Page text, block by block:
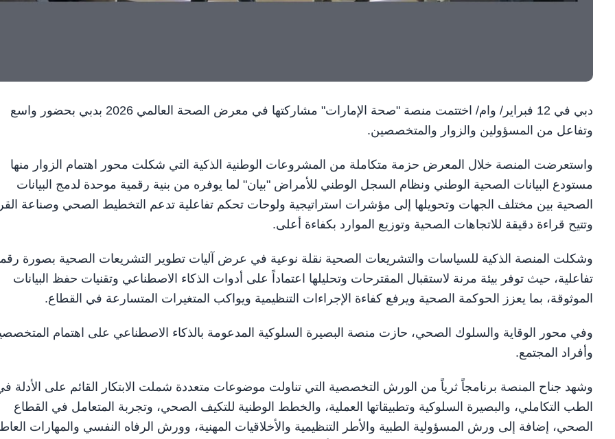
دبي في 12 فبراير/ وام/ اختتمت منصة "صحة الإمارات" مشاركتها في معرض الصحة العالمي 2026 بدبي بحضور واسع
وتفاعل من المسؤولين والزوار والمتخصصين.
واستعرضت المنصة خلال المعرض حزمة متكاملة من المشروعات الوطنية الذكية التي شكلت محور اهتمام الزوار منها
مستودع البيانات الصحية الوطني ونظام السجل الوطني للأمراض "بيان" لما يوفره من بنية رقمية موحدة لدمج البيانات
الصحية بين مختلف الجهات وتحويلها إلى مؤشرات استراتيجية ولوحات تحكم تفاعلية تدعم التخطيط الصحي وصناعة
وتتيح قراءة دقيقة للاتجاهات الصحية وتوزيع الموارد بكفاءة أعلى.
وشكلت المنصة الذكية للسياسات والتشريعات الصحية نقلة نوعية في عرض آليات تطوير التشريعات الصحية بصورة
تفاعلية، حيث توفر بيئة مرنة لاستقبال المقترحات وتحليلها اعتماداً على أدوات الذكاء الاصطناعي وتقنيات حفظ البيانات
الموثوقة، بما يعزز الحوكمة الصحية ويرفع كفاءة الإجراءات التنظيمية ويواكب المتغيرات المتسارعة في القطاع.
وفي محور الوقاية والسلوك الصحي، حازت منصة البصيرة السلوكية المدعومة بالذكاء الاصطناعي على اهتمام
وأفراد المجتمع.
وشهد جناح المنصة برنامجاً ثرياً من الورش التخصصية التي تناولت موضوعات متعددة شملت الابتكار القائم على الأدلة
الطب التكاملي، والبصيرة السلوكية وتطبيقاتها العملية، والخطط الوطنية للتكيف الصحي، وتجربة المتعامل في القطاع
الصحي، إضافة إلى ورش المسؤولية الطبية والأطر التنظيمية والأخلاقيات المهنية، وورش الرفاه النفسي والمهارات